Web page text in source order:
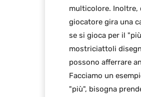
multicolore. Inoltre,
giocatore gira una
se si gioca per il
mostriciattoli
possono afferrare
Facciamo un
"più", bisogna